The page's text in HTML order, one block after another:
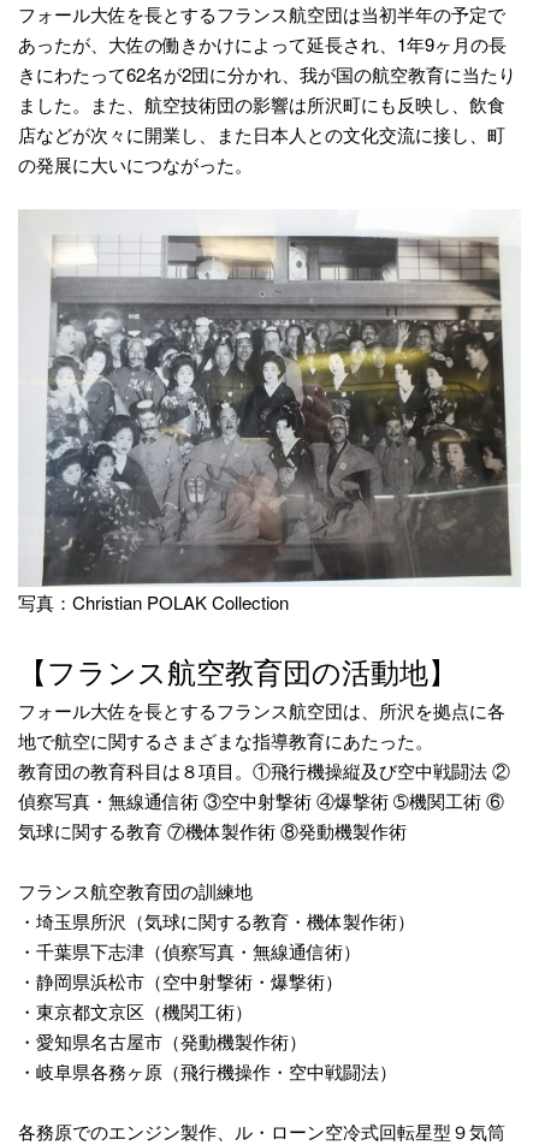
フォール大佐を長とするフランス航空団は当初半年の予定で
あったが、大佐の働きかけによって延長され、1年9ヶ月の長
きにわたって62名が2団に分かれ、我が国の航空教育に当たり
ました。また、航空技術団の影響は所沢町にも反映し、飲食
店などが次々に開業し、また日本人との文化交流に接し、町
の発展に大いにつながった。
写真：Christian POLAK Collection
【フランス航空教育団の活動地】
フォール大佐を長とするフランス航空団は、所沢を拠点に各
地で航空に関するさまざまな指導教育にあたった。
教育団の教育科目は８項目。①飛行機操縦及び空中戦闘法 ②
偵察写真・無線通信術 ③空中射撃術 ④爆撃術 ➄機関工術 ⑥
気球に関する教育 ⑦機体製作術 ⑧発動機製作術
フランス航空教育団の訓練地
・埼玉県所沢（気球に関する教育・機体製作術）
・千葉県下志津（偵察写真・無線通信術）
・静岡県浜松市（空中射撃術・爆撃術）
・東京都文京区（機関工術）
・愛知県名古屋市（発動機製作術）
・岐阜県各務ヶ原（飛行機操作・空中戦闘法）
各務原でのエンジン製作、ル・ローン空冷式回転星型９気筒